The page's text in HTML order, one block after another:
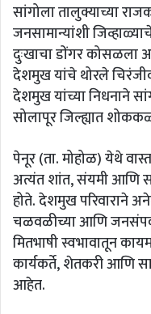
सांगोला तालुक्याच्या
जनसामान्यांशी
दुःखाचा डोंगर कोसळला
देशमुख यांचे थोरले
देशमुख यांच्या निधनाने
सोलापूर जिल्ह्यात
पेनूर (ता. मोहोळ) येथे
अत्यंत शांत, संयमी आणि
होते. देशमुख परिवाराने
चळवळीच्या आणि
मितभाषी स्वभावातून
कार्यकर्ते, शेतकरी आणि
आहेत.